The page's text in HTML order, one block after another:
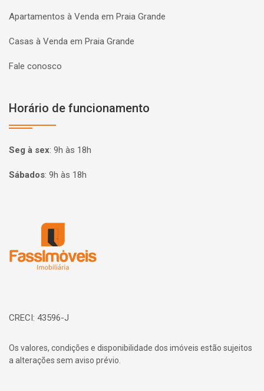
Apartamentos à Venda em Praia Grande
Casas à Venda em Praia Grande
Fale conosco
Horário de funcionamento
Seg à sex: 9h às 18h
Sábados: 9h às 18h
CRECI: 43596-J
Os valores, condições e disponibilidade dos imóveis estão sujeitos
a alterações sem aviso prévio.